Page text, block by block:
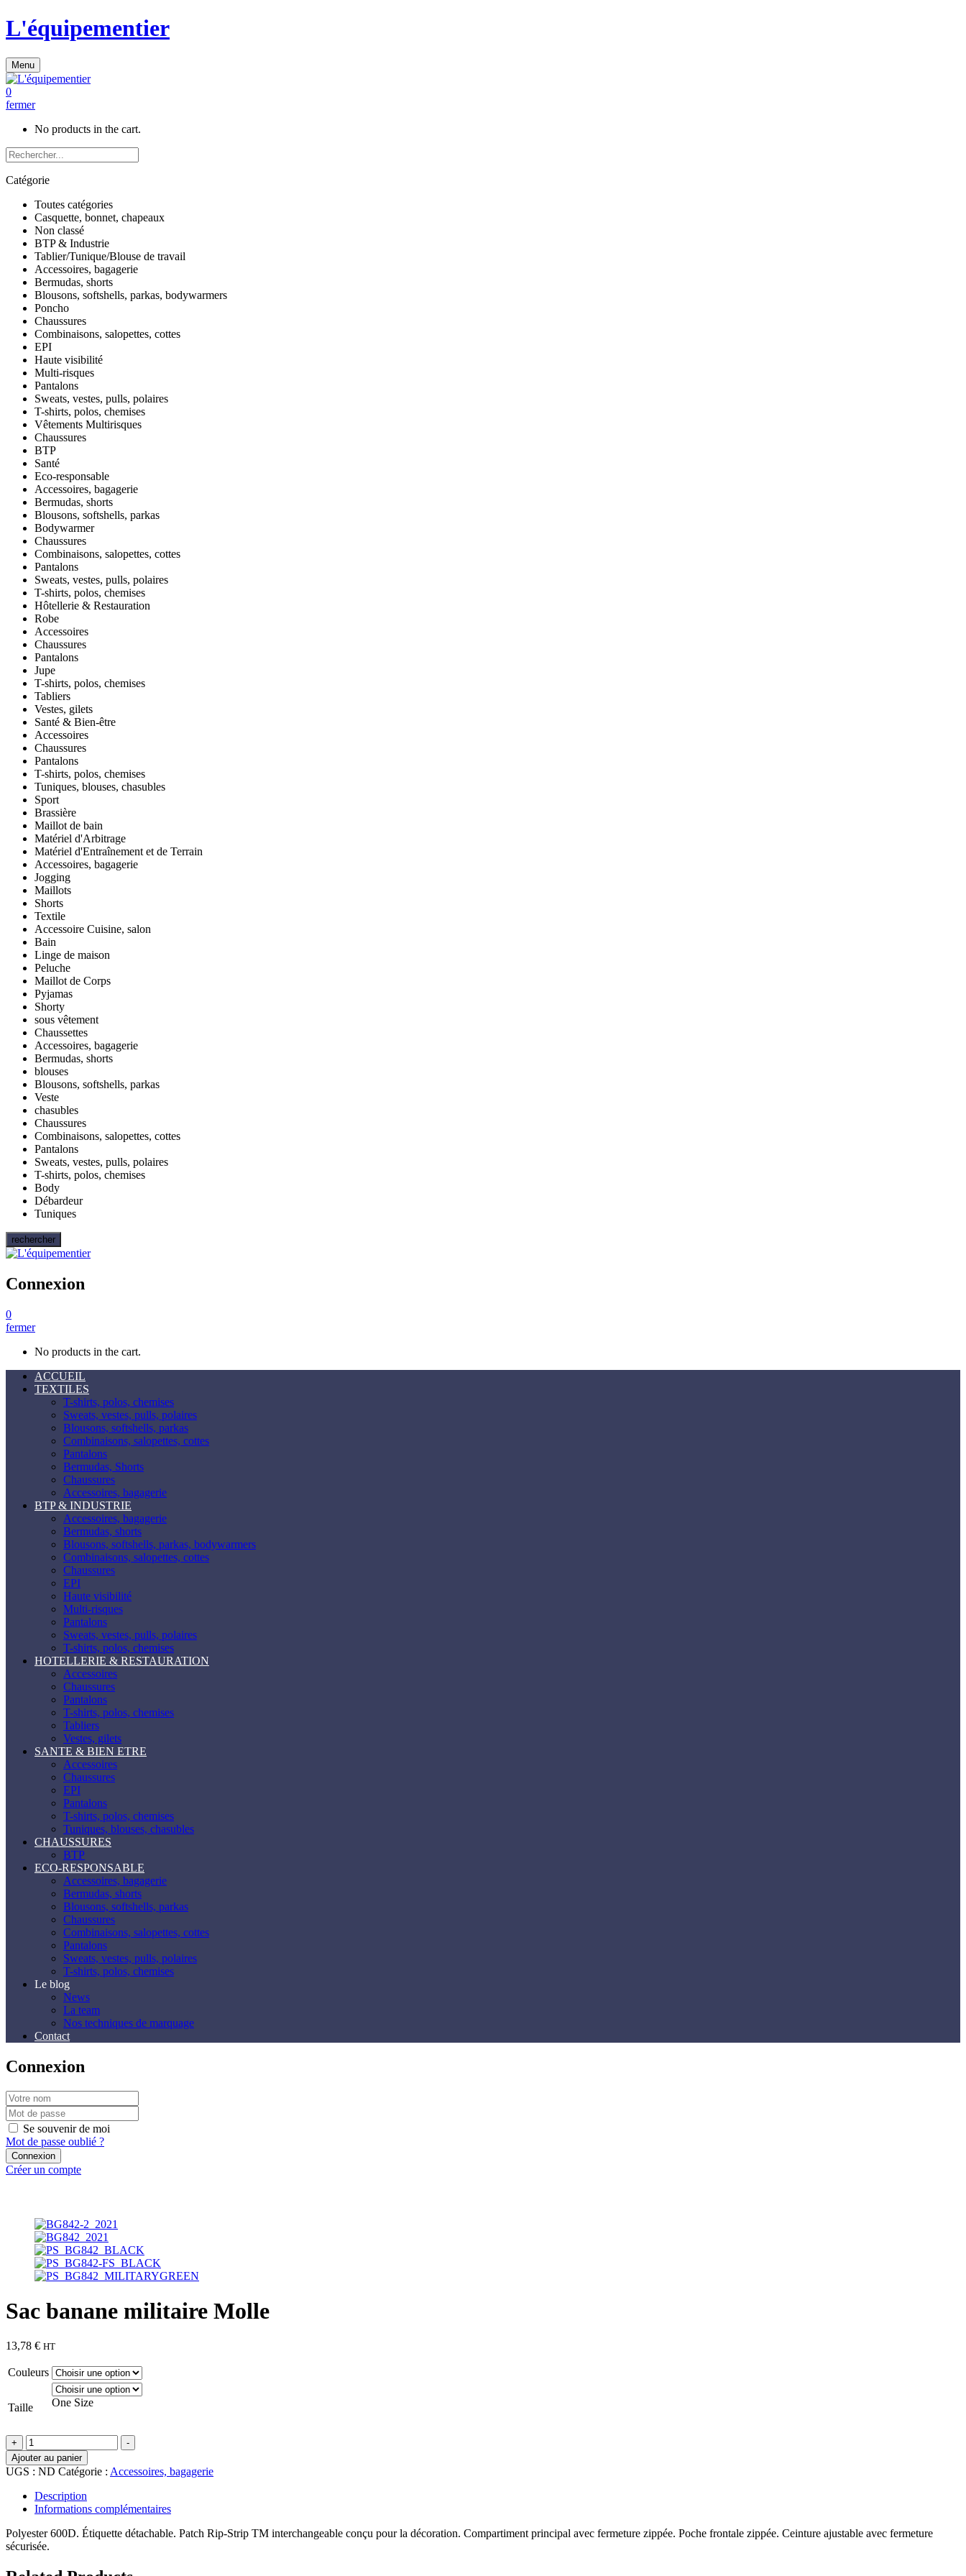
L'équipementier
Menu
0
fermer
No products in the cart.
Catégorie
Toutes catégories
Casquette, bonnet, chapeaux
Non classé
BTP & Industrie
Tablier/Tunique/Blouse de travail
Accessoires, bagagerie
Bermudas, shorts
Blousons, softshells, parkas, bodywarmers
Poncho
Chaussures
Combinaisons, salopettes, cottes
EPI
Haute visibilité
Multi-risques
Pantalons
Sweats, vestes, pulls, polaires
T-shirts, polos, chemises
Vêtements Multirisques
Chaussures
BTP
Santé
Eco-responsable
Accessoires, bagagerie
Bermudas, shorts
Blousons, softshells, parkas
Bodywarmer
Chaussures
Combinaisons, salopettes, cottes
Pantalons
Sweats, vestes, pulls, polaires
T-shirts, polos, chemises
Hôtellerie & Restauration
Robe
Accessoires
Chaussures
Pantalons
Jupe
T-shirts, polos, chemises
Tabliers
Vestes, gilets
Santé & Bien-être
Accessoires
Chaussures
Pantalons
T-shirts, polos, chemises
Tuniques, blouses, chasubles
Sport
Brassière
Maillot de bain
Matériel d'Arbitrage
Matériel d'Entraînement et de Terrain
Accessoires, bagagerie
Jogging
Maillots
Shorts
Textile
Accessoire Cuisine, salon
Bain
Linge de maison
Peluche
Maillot de Corps
Pyjamas
Shorty
sous vêtement
Chaussettes
Accessoires, bagagerie
Bermudas, shorts
blouses
Blousons, softshells, parkas
Veste
chasubles
Chaussures
Combinaisons, salopettes, cottes
Pantalons
Sweats, vestes, pulls, polaires
T-shirts, polos, chemises
Body
Débardeur
Tuniques
rechercher
Connexion
0
fermer
No products in the cart.
ACCUEIL
TEXTILES
T-shirts, polos, chemises
Sweats, vestes, pulls, polaires
Blousons, softshells, parkas
Combinaisons, salopettes, cottes
Pantalons
Bermudas, Shorts
Chaussures
Accessoires, bagagerie
BTP & INDUSTRIE
Accessoires, bagagerie
Bermudas, shorts
Blousons, softshells, parkas, bodywarmers
Combinaisons, salopettes, cottes
Chaussures
EPI
Haute visibilité
Multi-risques
Pantalons
Sweats, vestes, pulls, polaires
T-shirts, polos, chemises
HOTELLERIE & RESTAURATION
Accessoires
Chaussures
Pantalons
T-shirts, polos, chemises
Tabliers
Vestes, gilets
SANTE & BIEN ETRE
Accessoires
Chaussures
EPI
Pantalons
T-shirts, polos, chemises
Tuniques, blouses, chasubles
CHAUSSURES
BTP
ECO-RESPONSABLE
Accessoires, bagagerie
Bermudas, shorts
Blousons, softshells, parkas
Chaussures
Combinaisons, salopettes, cottes
Pantalons
Sweats, vestes, pulls, polaires
T-shirts, polos, chemises
Le blog
News
La team
Nos techniques de marquage
Contact
Connexion
Se souvenir de moi
Mot de passe oublié ?
Créer un compte
Sac banane militaire Molle
13,78 € HT
Couleurs
Taille One Size
+
quantité
de
Sac
banane
militaire
Molle
-
Ajouter au panier
UGS : ND Catégorie : Accessoires, bagagerie
Description
Informations complémentaires
Polyester 600D. Étiquette détachable. Patch Rip-Strip TM interchangeable conçu pour la décoration. Compartiment principal avec fermeture zippée. Poche frontale zippée. Ceinture ajustable avec fermeture
sécurisée.